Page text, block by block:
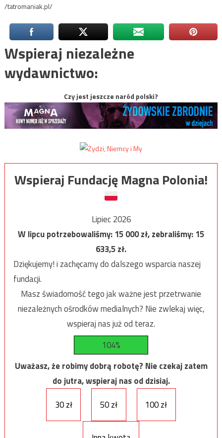
/tatromaniak.pl/
Wspieraj niezależne
wydawnictwo:
Czy jest jeszcze naród polski?
Wspieraj Fundację Magna Polonia!
Lipiec 2026
W lipcu potrzebowaliśmy:15 000zł, zebraliśmy:15
633,5zł.
Dziękujemy! i zachęcamy do dalszego wsparcia naszej
fundacji.
Masz świadomość tego jak ważne jest przetrwanie
niezależnych ośrodków medialnych? Nie zwlekaj więc,
wspieraj nas już od teraz.
104%
Uważasz, że robimy dobrą robotę? Nie czekaj zatem
do jutra, wspieraj nas od dzisiaj.
30 zł
50 zł 100 zł